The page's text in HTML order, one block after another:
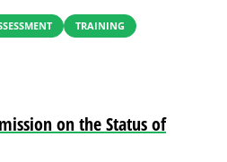
TRAINING
on the Status of